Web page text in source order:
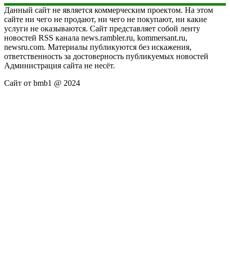
Данный сайт не является коммерческим проектом. На этом
сайте ни чего не продают, ни чего не покупают, ни какие
услуги не оказываются. Сайт представляет собой ленту
новостей RSS канала news.rambler.ru, kommersant.ru,
newsru.com. Материалы публикуются без искажения,
ответственность за достоверность публикуемых новостей
Администрация сайта не несёт.
Сайт от bmb1 @ 2024